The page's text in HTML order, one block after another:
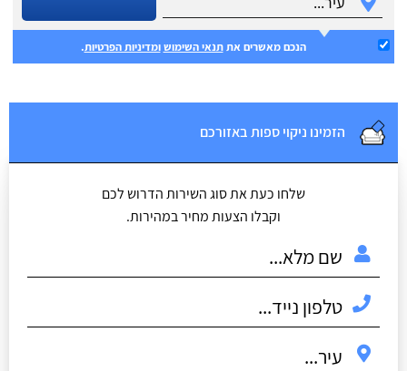
הנכם מאשרים אתתנאי השימוש ומדיניות הפרטיות.
הזמינו ניקוי ספות באזורכם
שלחו כעת את סוג השירות הדרוש לכם
וקבלו הצעות מחיר במהירות.